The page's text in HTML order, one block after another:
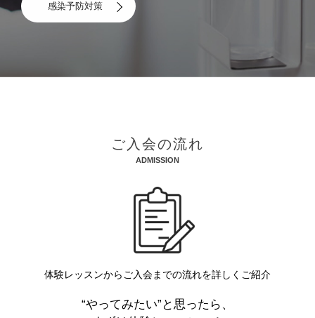
感染予防対策
ご入会の流れ
ADMISSION
体験レッスンからご入会までの流れを詳しくご紹介
“やってみたい”と思ったら、